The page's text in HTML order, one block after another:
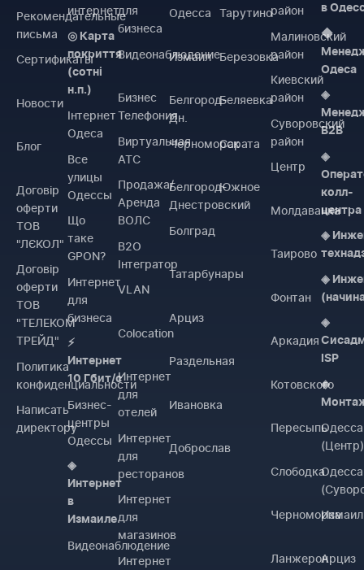
Рекомендательные
письма
Сертификаты
Новости
Блог
Договiр
оферти
ТОВ
"ЛЄКОЛ"
Договiр
оферти
ТОВ
"ТЕЛЕКОМ
ТРЕЙД"
Политика
конфиденциальности
Написать
директору
интернет
◎ Карта
покриття
(сотні
н.п.)
Інтернет
Одеса
Все
улицы
Одессы
Що
таке
GPON?
Интернет
для
бизнеса
⚡
Интернет
10 Гбит/с
Бизнес-
центры
Одессы
◈
Интернет
в
Измаиле
Видеонаблюдение
для
бизнеса
Видеонаблюдение
Бизнес
Телефония
Виртуальная
АТС
Продажа/
Аренда
ВОЛС
B2O
Інтегратор
VLAN
Colocation
Интернет
для
отелей
Интернет
для
ресторанов
Интернет
для
магазинов
Интернет
Одесса
Измаил
Белгород-
Дн.
Черноморск
Белгород-
Днестровский
Болград
Татарбунары
Арциз
Раздельная
Ивановка
Доброслав
Тарутино
Березовка
Беляевка
Сарата
Южное
район
Малиновский
район
Киевский
район
Суворовский
район
Центр
Молдаванка
Таирово
Фонтан
Аркадия
Котовского
Пересыпь
Слободка
Черноморка
Ланжерон
в
◆
Одеса
◈
B2B
◈
колл-
центра
◈
◈
◈
ISP
◈
Одесса
(Центр)
Одесса
Измаил
Арциз